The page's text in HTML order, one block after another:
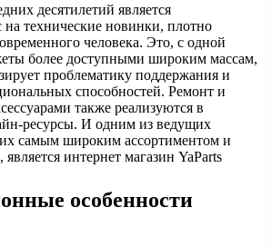
десятилетий является
технические новинки, плотно
человека. Это, с одной
более доступными широким массам,
проблематику поддержания и
способностей. Ремонт и
также реализуются в
ресурсы. И одним из ведущих
самым широким ассортиментом и
интернет магазин YaParts
особенности